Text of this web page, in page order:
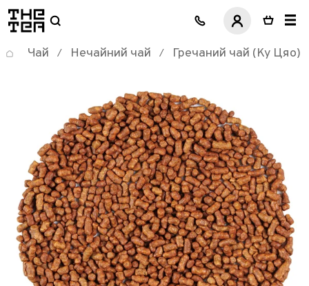
логотип
Чай / Нечайний чай / Гречаний чай (Ку Цяо)